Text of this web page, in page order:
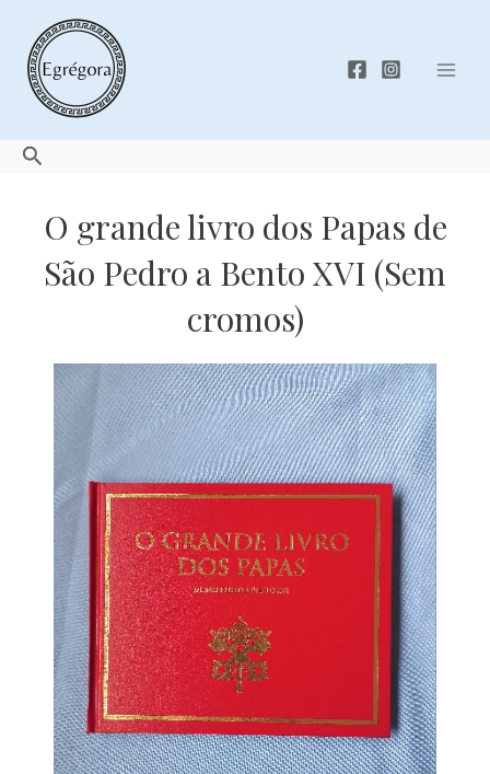
content
Search
O grande livro dos Papas de
São Pedro a Bento XVI (Sem
cromos)